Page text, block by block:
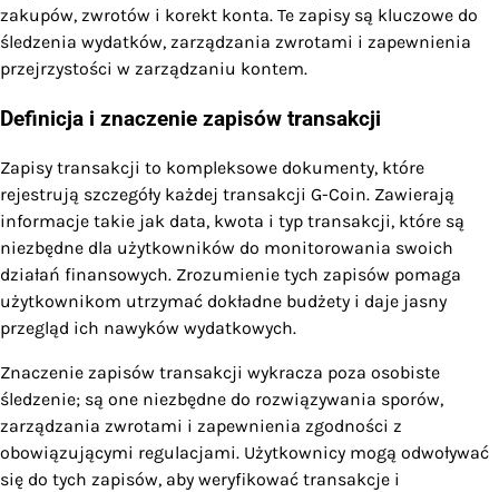
zakupów, zwrotów i korekt konta. Te zapisy są kluczowe do
śledzenia wydatków, zarządzania zwrotami i zapewnienia
przejrzystości w zarządzaniu kontem.
Definicja i znaczenie zapisów transakcji
Zapisy transakcji to kompleksowe dokumenty, które
rejestrują szczegóły każdej transakcji G-Coin. Zawierają
informacje takie jak data, kwota i typ transakcji, które są
niezbędne dla użytkowników do monitorowania swoich
działań finansowych. Zrozumienie tych zapisów pomaga
użytkownikom utrzymać dokładne budżety i daje jasny
przegląd ich nawyków wydatkowych.
Znaczenie zapisów transakcji wykracza poza osobiste
śledzenie; są one niezbędne do rozwiązywania sporów,
zarządzania zwrotami i zapewnienia zgodności z
obowiązującymi regulacjami. Użytkownicy mogą odwoływać
się do tych zapisów, aby weryfikować transakcje i